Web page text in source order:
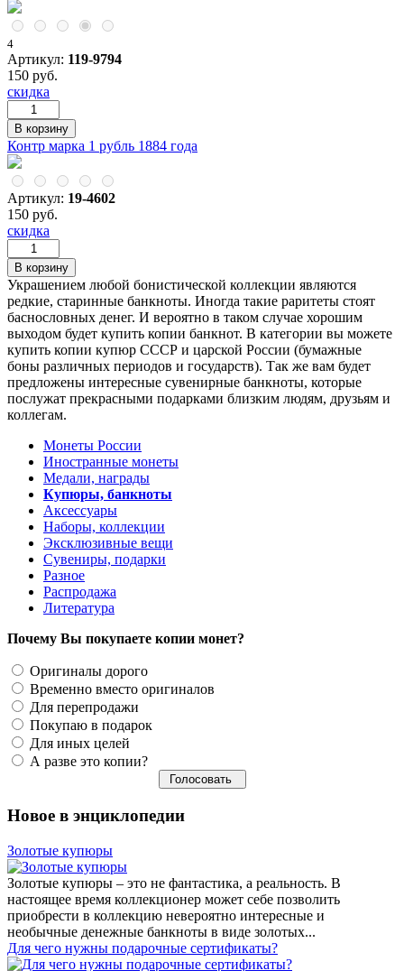
4
Артикул: 119-9794
150 руб.
скидка
Контр марка 1 рубль 1884 года
Артикул: 19-4602
150 руб.
скидка
Украшением любой бонистической коллекции являются
редкие, старинные банкноты. Иногда такие раритеты стоят
баснословных денег. И вероятно в таком случае хорошим
выходом будет купить копии банкнот. В категории вы можете
купить копии купюр СССР и царской России (бумажные
боны различных периодов и государств). Так же вам будет
предложены интересные сувенирные банкноты, которые
послужат прекрасными подарками близким людям, друзьям и
коллегам.
Монеты России
Иностранные монеты
Медали, награды
Купюры, банкноты
Аксессуары
Наборы, коллекции
Эксклюзивные вещи
Сувениры, подарки
Разное
Распродажа
Литература
Почему Вы покупаете копии монет?
Оригиналы дорого
Временно вместо оригиналов
Для перепродажи
Покупаю в подарок
Для иных целей
А разве это копии?
Новое в энциклопедии
Золотые купюры
Золотые купюры – это не фантастика, а реальность. В
настоящее время коллекционер может себе позволить
приобрести в коллекцию невероятно интересные и
необычные денежные банкноты в виде золотых...
​Для чего нужны подарочные сертификаты?